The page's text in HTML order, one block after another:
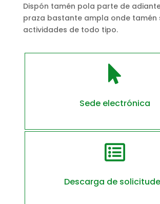
Dispón tamén pola parte de
praza bastante ampla onde tamén
actividades de todo tipo.

Sede electrónica

Descarga de